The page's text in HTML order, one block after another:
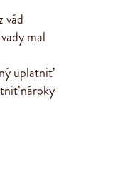
vád
mal
uplatniť
nároky